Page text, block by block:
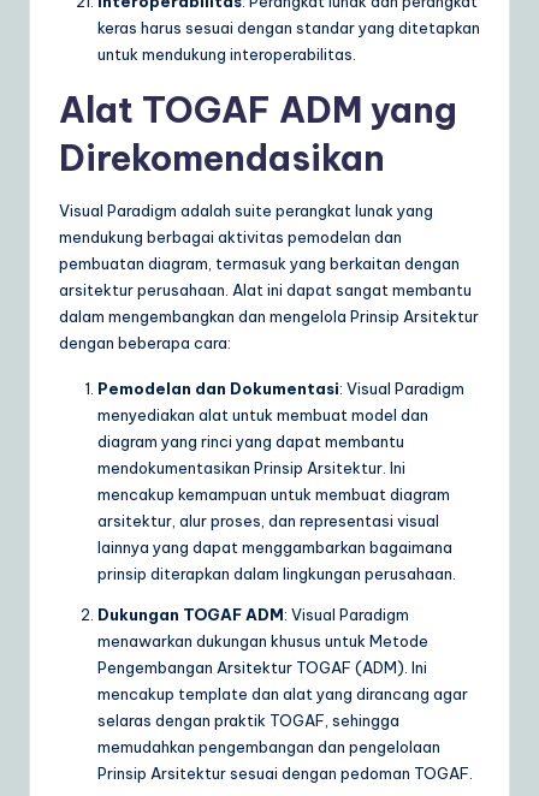
keras harus sesuai dengan standar yang ditetapkan
untuk mendukung interoperabilitas.
Alat TOGAF ADM yang
Direkomendasikan
Visual Paradigm adalah suite perangkat lunak yang
mendukung berbagai aktivitas pemodelan dan
pembuatan diagram, termasuk yang berkaitan dengan
arsitektur perusahaan. Alat ini dapat sangat membantu
dalam mengembangkan dan mengelola Prinsip Arsitektur
dengan beberapa cara:
Pemodelan dan Dokumentasi: Visual Paradigm
menyediakan alat untuk membuat model dan
diagram yang rinci yang dapat membantu
mendokumentasikan Prinsip Arsitektur. Ini
mencakup kemampuan untuk membuat diagram
arsitektur, alur proses, dan representasi visual
lainnya yang dapat menggambarkan bagaimana
prinsip diterapkan dalam lingkungan perusahaan.
Dukungan TOGAF ADM: Visual Paradigm
menawarkan dukungan khusus untuk Metode
Pengembangan Arsitektur TOGAF (ADM). Ini
mencakup template dan alat yang dirancang agar
selaras dengan praktik TOGAF, sehingga
memudahkan pengembangan dan pengelolaan
Prinsip Arsitektur sesuai dengan pedoman TOGAF.